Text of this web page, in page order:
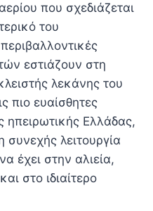
που σχεδιάζεται
του
εστιάζουν στη
λεκάνης του
πιο ευαίσθητες
ηπειρωτικής Ελλάδας,
συνεχής λειτουργία
έχει στην αλιεία,
στο ιδιαίτερο